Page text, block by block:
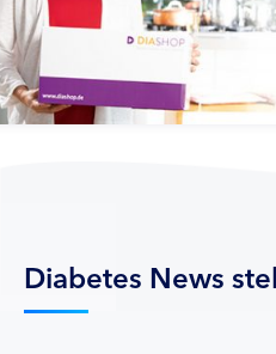
Diabetes News